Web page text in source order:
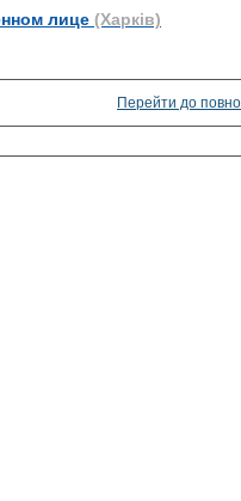
лице (Харків)
Перейти до